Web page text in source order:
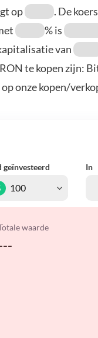
op
. De
% is
van
te kopen zijn:
onze kopen/
geïnvesteerd In
waarde